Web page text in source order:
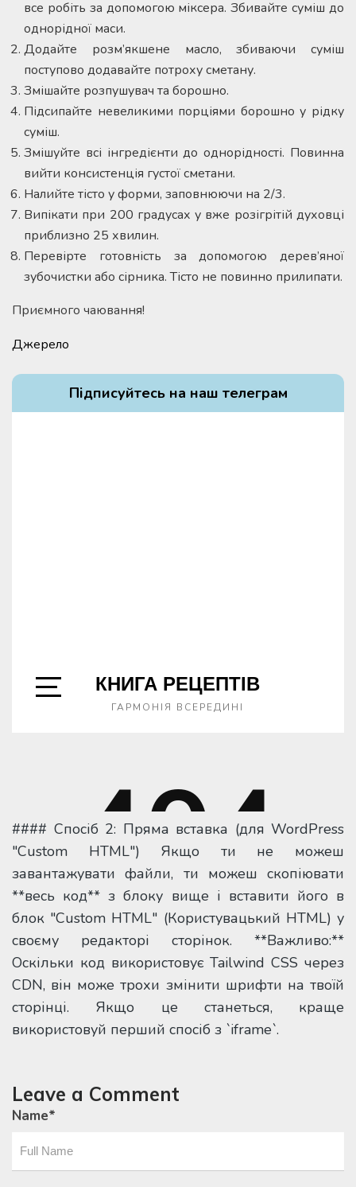
все робіть за допомогою міксера. Збивайте суміш до
однорідної маси.
Додайте розм’якшене масло, збиваючи суміш
поступово додавайте потроху сметану.
Змішайте розпушувач та борошно.
Підсипайте невеликими порціями борошно у рідку
суміш.
Змішуйте всі інгредієнти до однорідності. Повинна
вийти консистенція густої сметани.
Налийте тісто у форми, заповнюючи на 2/3.
Випікати при 200 градусах у вже розігрітій духовці
приблизно 25 хвилин.
Перевірте готовність за допомогою дерев’яної
зубочистки або сірника. Тісто не повинно прилипати.
Приємного чаювання!
Джерело
#### Спосіб 2: Пряма вставка (для WordPress
"Custom HTML") Якщо ти не можеш
завантажувати файли, ти можеш скопіювати
**весь код** з блоку вище і вставити його в
блок "Custom HTML" (Користувацький HTML) у
своєму редакторі сторінок. **Важливо:**
Оскільки код використовує Tailwind CSS через
CDN, він може трохи змінити шрифти на твоїй
сторінці. Якщо це станеться, краще
використовуй перший спосіб з `iframe`.
Leave a Comment
Name*